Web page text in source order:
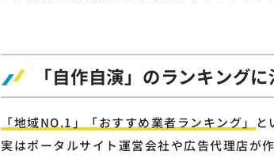
「自作自演」のランキング
「地域NO.1」「おすすめ業者ランキング」
と
実はポータルサイト運営会社や広告代理店が